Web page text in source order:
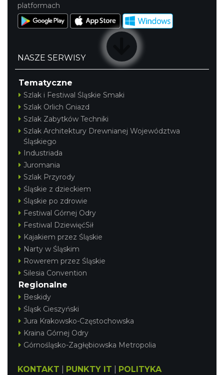
platformach
NASZE SERWISY
Tematyczne
Szlak i Festiwal Śląskie Smaki
Szlak Orlich Gniazd
Szlak Zabytków Techniki
Szlak Architektury Drewnianej Województwa
Śląskiego
Industriada
Juromania
Szlak Przyrody
Śląskie z dzieckiem
Śląskie po zdrowie
Festiwal Górnej Odry
Festiwal DziewięćSił
Kajakiem przez Śląskie
Narty w Śląskim
Rowerem przez Śląskie
Silesia Convention
Regionalne
Beskidy
Śląsk Cieszyński
Jura Krakowsko-Częstochowska
Kraina Górnej Odry
Górnośląsko-Zagłębiowska Metropolia
KONTAKT PUNKTY IT POLITYKA